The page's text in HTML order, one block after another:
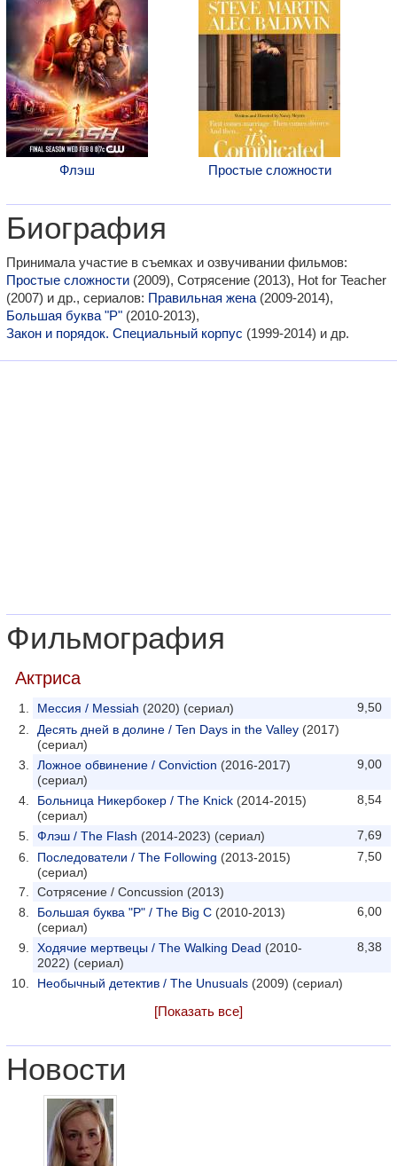
Флэш Простые сложности
Биография
Принимала участие в съемках и озвучивании фильмов:
Простые сложности (2009), Сотрясение (2013), Hot for Teacher
(2007) и др., сериалов: Правильная жена (2009-2014),
Большая буква "Р" (2010-2013),
Закон и порядок. Специальный корпус (1999-2014) и др.
Фильмография
Актриса
9,50
Мессия / Messiah (2020) (сериал)
Десять дней в долине / Ten Days in the Valley (2017)
(сериал)
9,00
Ложное обвинение / Conviction (2016-2017)
(сериал)
8,54
Больница Никербокер / The Knick (2014-2015)
(сериал)
7,69
Флэш / The Flash (2014-2023) (сериал)
7,50
Последователи / The Following (2013-2015)
(сериал)
Сотрясение / Concussion (2013)
6,00
Большая буква "Р" / The Big C (2010-2013)
(сериал)
8,38
Ходячие мертвецы / The Walking Dead (2010-
2022) (сериал)
Необычный детектив / The Unusuals (2009) (сериал)
[Показать все]
Новости